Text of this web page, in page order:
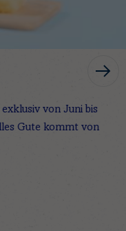
von Juni bis
Gute kommt von